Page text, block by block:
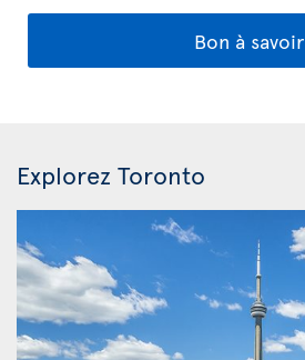
Bon à savoir
Explorez Toronto